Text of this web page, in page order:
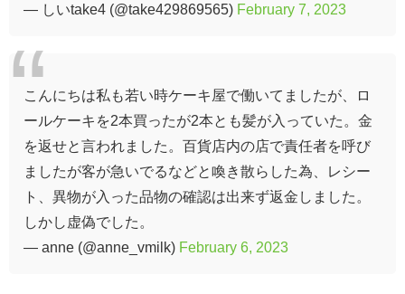
— しいtake4 (@take429869565) February 7, 2023
こんにちは私も若い時ケーキ屋で働いてましたが、ロ
ールケーキを2本買ったが2本とも髪が入っていた。金
を返せと言われました。百貨店内の店で責任者を呼び
ましたが客が急いでるなどと喚き散らした為、レシー
ト、異物が入った品物の確認は出来ず返金しました。
しかし虚偽でした。
— anne (@anne_vmilk) February 6, 2023